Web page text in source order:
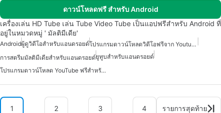
ดาวน์โหลดฟรี สำหรับ Android
เครื่องเล่น HD Tube เล่น Tube Video Tube เป็นแอปฟรีสำหรับ Android ที่
อยู่ในหมวดหมู่ ' มัลติมีเดีย'
Androidผู้ดูวิดีโอสำหรับแอนดรอยด์
โปรแกรมดาวน์โหลดวิดีโอฟรีจาก Youtube สำหรับแอนดรอยด์
การสตรีมมัลติมีเดียสำหรับแอนดรอยด์ยูทูบสำหรับแอนดรอยด์
โปรแกรมดาวน์โหลด YouTube ฟรีสำหรับ Android
1 2 3 4 รายการสุดท้าย